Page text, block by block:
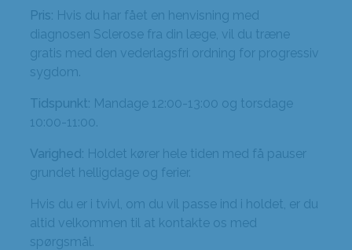
Pris: Hvis du har fået en henvisning med
diagnosen Sclerose fra din læge, vil du træne
gratis med den vederlagsfri ordning for progressiv
sygdom.
Tidspunkt: Mandage 12:00-13:00 og torsdage
10:00-11:00.
Varighed: Holdet kører hele tiden med få pauser
grundet helligdage og ferier.
Hvis du er i tvivl, om du vil passe ind i holdet, er du
altid velkommen til at kontakte os med
spørgsmål.